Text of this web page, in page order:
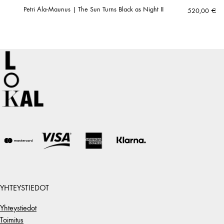
Petri Ala-Maunus | The Sun Turns Black as Night II 520,00 €
YHTEYSTIEDOT
Yhteystiedot
Toimitus